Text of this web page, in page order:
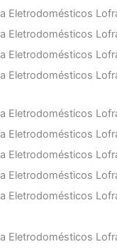
Eletrodomésticos
Eletrodomésticos
Eletrodomésticos
Eletrodomésticos
Eletrodomésticos
Eletrodomésticos
Eletrodomésticos
Eletrodomésticos
Eletrodomésticos
Eletrodomésticos